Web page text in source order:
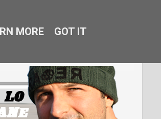
MORE GOT IT